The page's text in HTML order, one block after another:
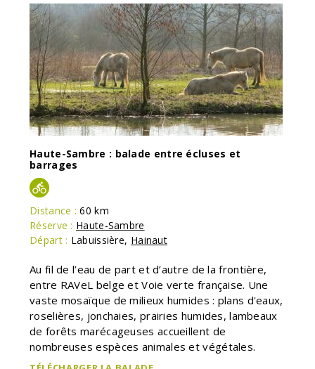
Haute-Sambre : balade entre écluses et
barrages
Distance : 60 km
Réserve : Haute-Sambre
Départ : Labuissière, Hainaut
Au fil de l’eau de part et d’autre de la frontière,
entre RAVeL belge et Voie verte française. Une
vaste mosaïque de milieux humides : plans d'eaux,
roselières, jonchaies, prairies humides, lambeaux
de forêts marécageuses accueillent de
nombreuses espèces animales et végétales.